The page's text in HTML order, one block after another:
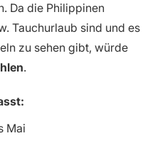
Da die Philippinen
Tauchurlaub sind und es
zu sehen gibt, würde
.
Mai